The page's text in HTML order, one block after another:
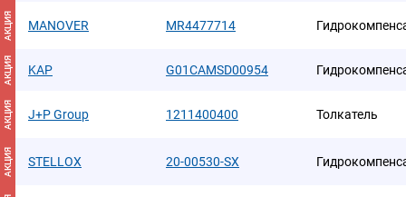
АКЦИЯ MANOVER MR4477714
АКЦИЯ KAP G01CAMSD00954
АКЦИЯ J+P Group 1211400400 Толкатель
АКЦИЯ STELLOX 20-00530-SX